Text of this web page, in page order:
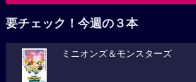
要チェック！今週の３本
ミニオンズ＆モンスターズ